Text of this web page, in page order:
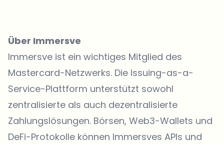
Über Immersve
Immersve ist ein wichtiges Mitglied des
Mastercard-Netzwerks. Die Issuing-as-a-
Service-Plattform unterstützt sowohl
zentralisierte als auch dezentralisierte
Zahlungslösungen. Börsen, Web3-Wallets und
DeFi-Protokolle können Immersves APIs und